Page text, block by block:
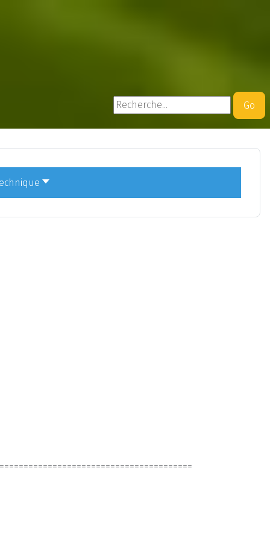
Rechercher
Go